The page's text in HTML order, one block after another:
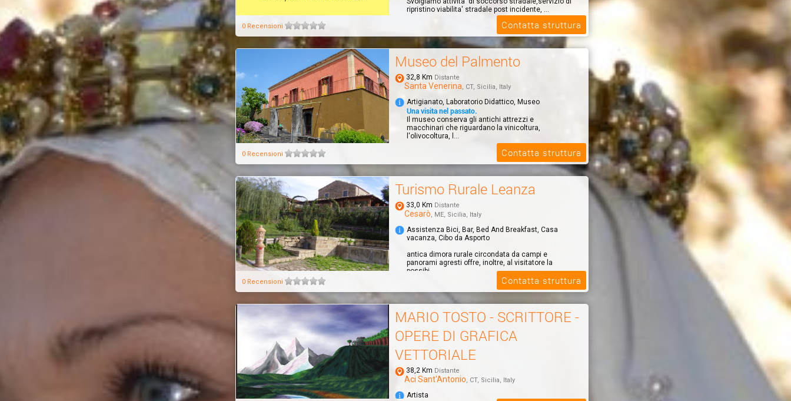
ripristino viabilita' stradale post incidente, ...
0 Recensioni Contatta struttura
Museo del Palmento
32,8 Km Distante
Santa Venerina, CT, Sicilia, Italy
Artigianato, Laboratorio Didattico, Museo
Una visita nel passato.
Il museo conserva gli antichi attrezzi e
macchinari che riguardano la vinicoltura,
l'olivocoltura, l...
0 Recensioni Contatta struttura
Turismo Rurale Leanza
33,0 Km Distante
Cesarò, ME, Sicilia, Italy
Assistenza Bici, Bar, Bed And Breakfast, Casa
vacanza, Cibo da Asporto
antica dimora rurale circondata da campi e
panorami agresti offre, inoltre, al visitatore la
possibi...
0 Recensioni Contatta struttura
MARIO TOSTO - SCRITTORE -
OPERE DI GRAFICA
VETTORIALE
38,2 Km Distante
Aci Sant'Antonio, CT, Sicilia, Italy
Artista